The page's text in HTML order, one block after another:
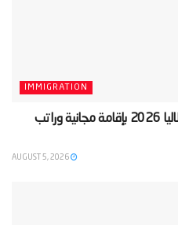
IMMIGRATION
‫برنامج تطوع ممول بالكامل في إيطاليا 2026 بإقامة مجانية وراتب